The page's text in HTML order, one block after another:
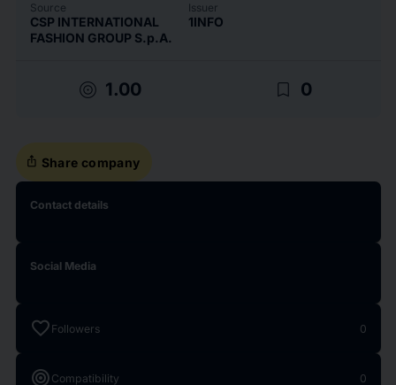
Source
CSP INTERNATIONAL
FASHION GROUP S.p.A.
Issuer
1INFO
target 1.00 bookmark_border 0
ios_share Share company
Contact details
Social Media
favorite Followers 0
target Compatibility 0